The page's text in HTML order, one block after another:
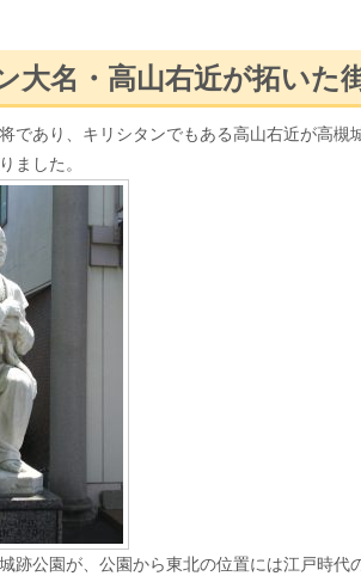
大名・高山右近が拓いた
であり、キリシタンでもある高山右近が高槻
ました。
跡公園が、公園から東北の位置には江戸時代